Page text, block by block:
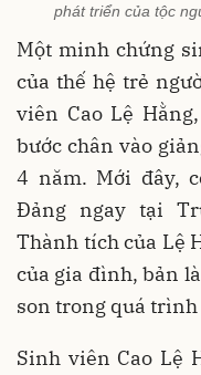
phát triển của tộc
Một minh chứng
của thế hệ trẻ
viên Cao Lệ
bước chân vào
4 năm. Mới đây,
Đảng ngay tại
Thành tích của Lệ
của gia đình, bản
son trong quá
Sinh viên Cao Lệ